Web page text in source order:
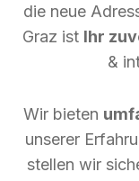
die neue
Graz ist Ihr
&
Wir bieten
unserer
stellen wir